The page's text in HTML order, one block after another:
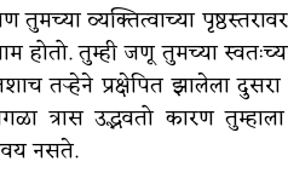
व्यक्तित्वाच्या
होतो. तुम्ही जणू तुमच्या
तऱ्हेने प्रक्षेपित झालेला दुसरा
त्रास उद्भवतो कारण
नसते.